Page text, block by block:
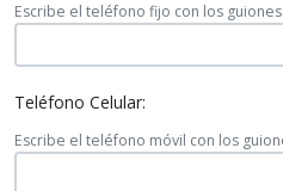
Escribe el teléfono fijo con los
Teléfono Celular:
Escribe el teléfono móvil con los